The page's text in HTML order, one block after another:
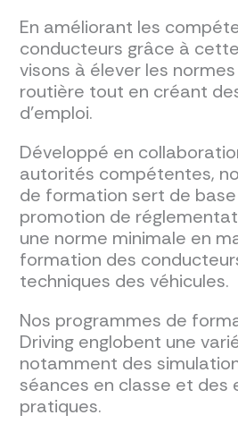
En améliorant les
conducteurs grâce à
visons à élever les
routière tout en créant
d'emploi.
Développé en
autorités compétentes,
de formation sert de
promotion de
une norme minimale en
formation des
techniques des véhicules.
Nos programmes de
Driving englobent une
notamment des
séances en classe et des
pratiques.